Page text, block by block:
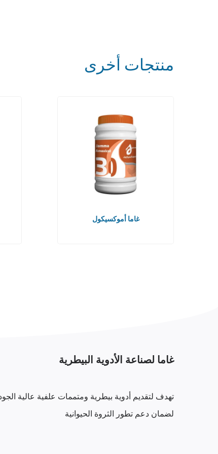
منتجات أخرى
غاما أموكسيكول
غاما لصناعة الأدوية البيطرية
تهدف لتقديم أدوية بيطرية ومتممات علفية عالية
لضمان دعم تطور الثروة الحيوانية